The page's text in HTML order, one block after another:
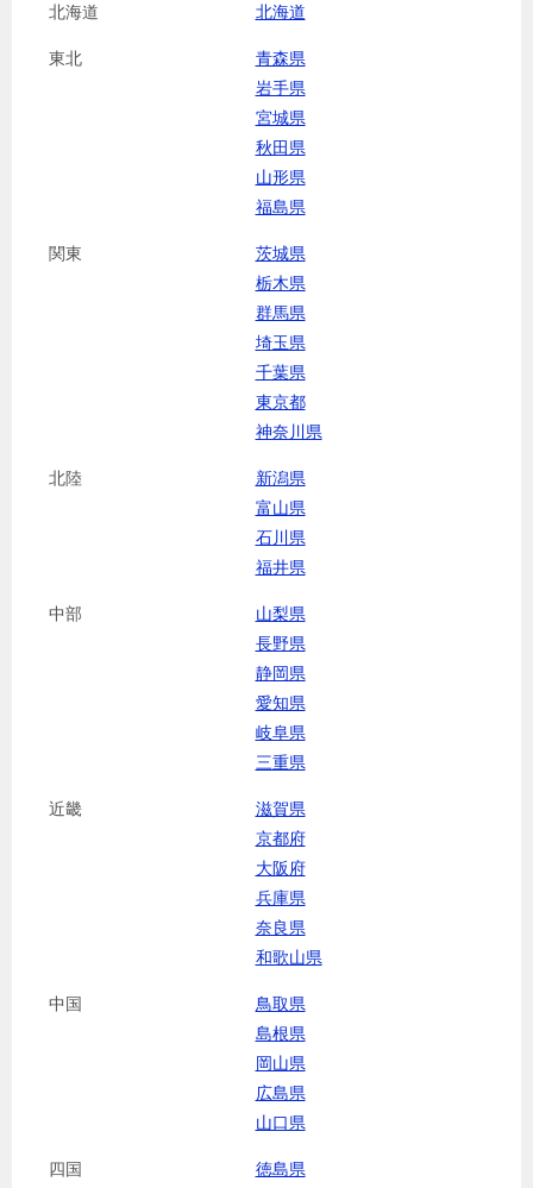
北海道 北海道
東北
青森県
岩手県
宮城県
秋田県
山形県
福島県
関東
茨城県
栃木県
群馬県
埼玉県
千葉県
東京都
神奈川県
北陸
新潟県
富山県
石川県
福井県
中部
山梨県
長野県
静岡県
愛知県
岐阜県
三重県
近畿
滋賀県
京都府
大阪府
兵庫県
奈良県
和歌山県
中国
鳥取県
島根県
岡山県
広島県
山口県
四国 徳島県